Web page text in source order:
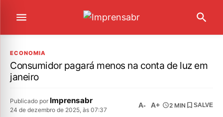
ECONOMIA
Consumidor pagará menos na conta de luz em
janeiro
Publicado por Imprensabr
24 de dezembro de 2025, às 07:37
A- A+ 2 MIN SALVE